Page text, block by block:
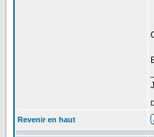
Revenir en haut